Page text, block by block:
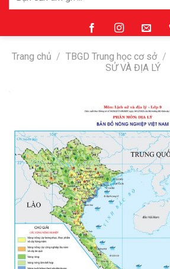
Trang chủ / TBGD Trung học cơ sở /
SỬ VÀ ĐỊA LÝ